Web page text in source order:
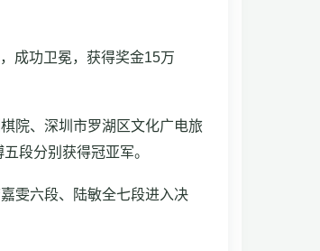
成功卫冕，获得奖金15万
院、深圳市罗湖区文化广电旅
段分别获得冠亚军。
雯六段、陆敏全七段进入决